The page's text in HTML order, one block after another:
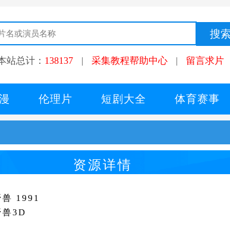
站总计： 138137 | 采集教程帮助中心 | 留言求片
伦理片 短剧大全 体育赛事
资源详情
兽 1991
兽3D